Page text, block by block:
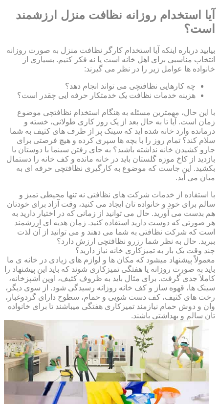
آیا استخدام روزانه نظافت منزل ارزشمند
است؟
بیایید درباره اینکه آیا استخدام کارگر نظافت منزل به صورت روزانه
انتخاب مناسبی برای اهل خانه است یا نه فکر کنیم. بسیاری از
خانواده ها عوامل زیر را در نظر می گیرند:
چه کارهایی نظافتچی می تواند انجام دهد؟
هزینه خدمات نظافت یک خدمتکار حرفه ایی چقدر است؟
با این حال، مهمترین مسئله به هنگام استخدام نظافتچی موضوع
زمان است. آیا تا به حال بعد از یک روز کاری طولانی، خسته و
درمانده وارد خانه شده اید که سینک پر از ظرف های کثیف به شما
سلام کند؟ تمام روز را با بچه ها سپری کرده و هیچ فرصتی برای
جارو کشیدن خانه نداشته باشید؟ به جای رفتن سینما با دوستان یا
بازدید از کاخ موزه گلستان باید در خانه مانده و کف خانه را دستمال
بکشید. این جاست که موضوع به کارگیری نظافتچی حرفه ای به
میان می آید.
با استفاده از خدمات شرکت های نظافتی نه تنها محیطی تمیز و
سالم برای خود و خانواده تان ایجاد می کنید، وقت آزاد برای خودتان
هم بدست می آورید. حال می توانید از زمانی که در اختیار دارید به
هر صورتی که دوست دارید استفاده کنید. زمان هدیه ای ارزشمند
است که شرکت نظافتی به شما می دهند و می توانید از آن لذت
ببرید. حال به نظر شما رزرو نظافتچی ارزش دارد؟
چند وقت یک بار به تمیزکاری خانه نیاز دارید؟
معمولاً پیشنهاد میشود که مکان ها و لوازم های زیادی در خانه ی ما
باید به صورت روزانه یا هفتگی تمیزکاری شوند که باید این پیشنهاد را
کاملاً جدی گرفت. برای مثال باید به ظروف کثیف، اوپن آشپزخانه،
سینک ها، قهوه ساز و کف خانه روزانه رسیدگی شود. از سوی دیگر،
رخت های کثیف، کف دست شویی و حمام، سطوح دارای گردوغبار،
وان و دوش حمام نیازمند تمیزکاری هفتگی میباشند تا برای خانواده
تان سالم و بهداشتی باشند.